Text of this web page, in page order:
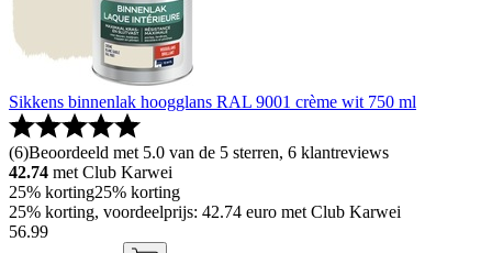
Sikkens binnenlak hoogglans RAL 9001 crème wit 750 ml
(6)Beoordeeld met 5.0 van de 5 sterren, 6 klantreviews
42.74 met Club Karwei
25% korting25% korting
25% korting, voordeelprijs: 42.74 euro met Club Karwei
56.99